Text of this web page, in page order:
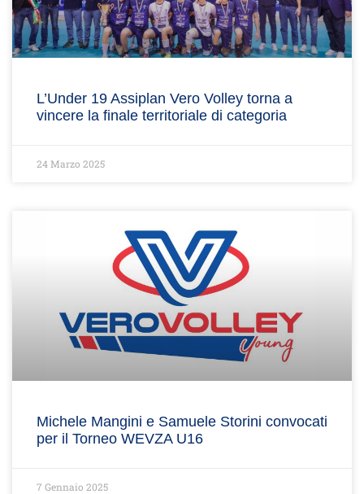
L’Under 19 Assiplan Vero Volley torna a
vincere la finale territoriale di categoria
24 Marzo 2025
Michele Mangini e Samuele Storini convocati
per il Torneo WEVZA U16
7 Gennaio 2025